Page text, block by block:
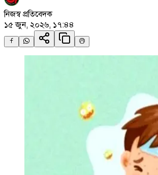
নিজস্ব প্রতিবেদক
১৫ জুন, ২০২৬, ১৭:৪৪